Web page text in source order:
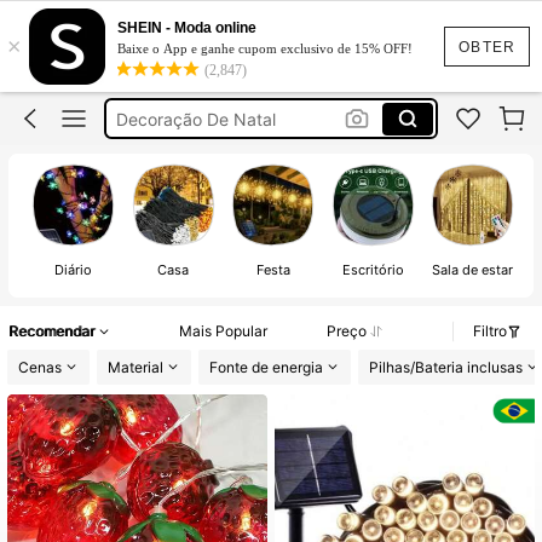
OBTER
×
SHEIN - Moda online
Baixe o App e ganhe cupom exclusivo de 15% OFF!
(2,847)
Luzes De Decoração
Natal
Decoração De Natal
Enfeites De Natal
Luzes De Decoração
Natal
Diário Casa Festa Escritório Sala de estar
Recomendar Mais Popular Preço
Filtro
Cenas
Material Fonte de energia Pilhas/Bateria inclusas